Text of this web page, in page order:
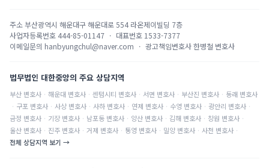
주소부산광역시 해운대구 해운대로 554 라온제이빌딩 7층
사업자등록번호 444-85-01147 · 대표번호 1533-7377
이메일문의 hanbyungchul@naver.com · 광고책임변호사한병철 변호사
법무법인 대한중앙의 주요 상담지역
부산 변호사 · 해운대 변호사 · 센텀시티 변호사 · 서면 변호사 · 부산진 변호사 · 동래 변호사
· 구포 변호사 · 사상 변호사 · 사하 변호사 · 연제 변호사 · 수영 변호사 · 광안리 변호사 ·
금정 변호사 · 기장 변호사 · 남포동 변호사 · 양산 변호사 · 김해 변호사 · 창원 변호사 ·
울산 변호사 · 진주 변호사 · 거제 변호사 · 통영 변호사 · 밀양 변호사 · 사천 변호사 ·
전체 상담지역 보기 →